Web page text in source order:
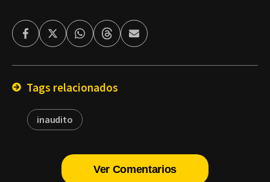
FacebookTwitterWhatsappThreadsEnviar
por
Tags relacionados
inaudito
Ver Comentarios